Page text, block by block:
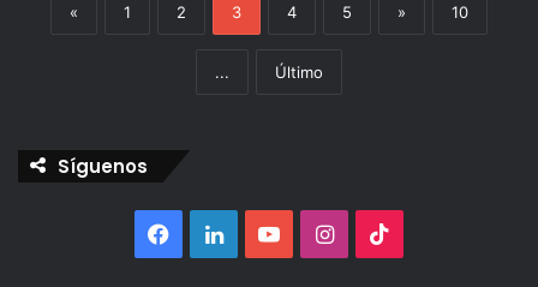
« 1 2 3 4 5 » 10
... Último
Síguenos
Facebook
LinkedInYouTubeInstagram